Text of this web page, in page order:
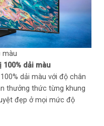
Browser
Khiển One Remote Control đa
bị
ứng dụng SmartThings
nối TapView
màu
100% dải màu
dải màu với độ chân
thưởng thức từng khung
đẹp ở mọi mức độ